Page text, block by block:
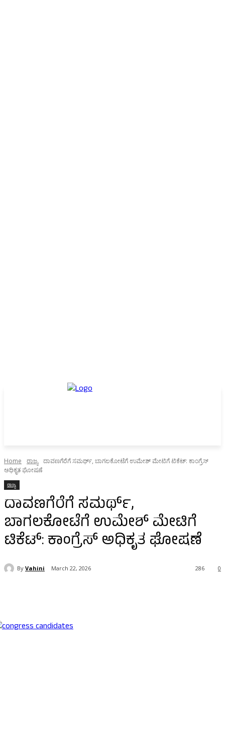
Home ರಾಜ್ಯ ದಾವಣಗೆರೆಗೆ ಸಮರ್ಥ್‌, ಬಾಗಲಕೋಟೆಗೆ ಉಮೇಶ್‌ ಮೇಟಿಗೆ ಟಿಕೆಟ್:‌ ಕಾಂಗ್ರೆಸ್‌
ಅಧಿಕೃತ ಘೋಷಣೆ‌
ರಾಜ್ಯ
ದಾವಣಗೆರೆಗೆ ಸಮರ್ಥ್‌,
ಬಾಗಲಕೋಟೆಗೆ ಉಮೇಶ್‌ ಮೇಟಿಗೆ
ಟಿಕೆಟ್:‌ ಕಾಂಗ್ರೆಸ್‌ ಅಧಿಕೃತ ಘೋಷಣೆ‌
By Vahini March 22, 2026 0
286